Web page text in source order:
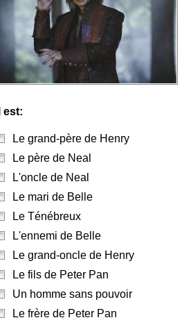
Il est:
Le grand-père de Henry
Le père de Neal
L'oncle de Neal
Le mari de Belle
Le Ténébreux
L'ennemi de Belle
Le grand-oncle de Henry
Le fils de Peter Pan
Un homme sans pouvoir
Le frère de Peter Pan